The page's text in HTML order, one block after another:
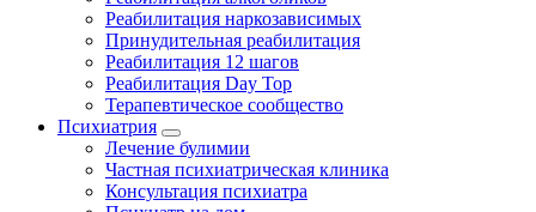
Реабилитация наркозависимых
Принудительная реабилитация
Реабилитация 12 шагов
Реабилитация Day Top
Терапевтическое сообщество
Психиатрия
Лечение булимии
Частная психиатрическая клиника
Консультация психиатра